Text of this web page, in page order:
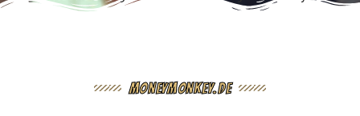
MoneyMonkey.de